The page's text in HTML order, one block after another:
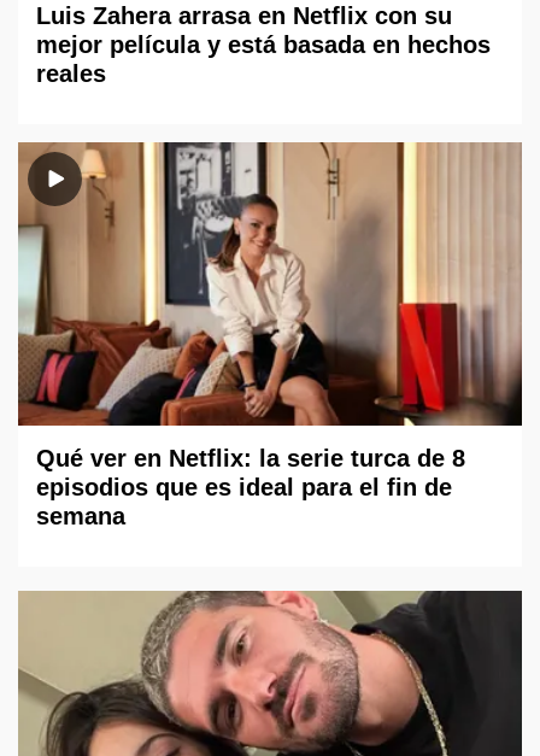
Luis Zahera arrasa en Netflix con su
mejor película y está basada en hechos
reales
Qué ver en Netflix: la serie turca de 8
episodios que es ideal para el fin de
semana